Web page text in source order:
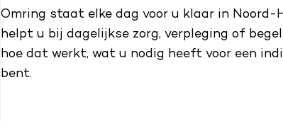
Omring staat elke dag voor u klaar in Noord-
helpt u bij dagelijkse zorg, verpleging of
hoe dat werkt, wat u nodig heeft voor een
bent.